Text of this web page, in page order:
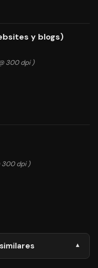
y blogs)
300 dpi )
300 dpi )
▾